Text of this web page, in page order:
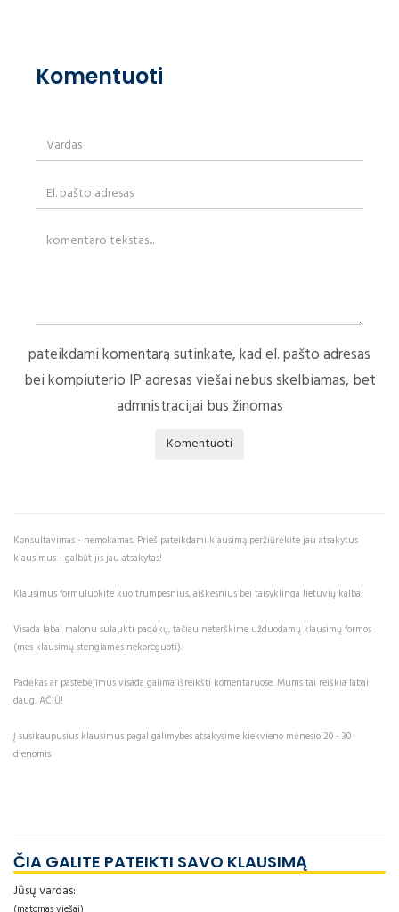
Komentuoti
pateikdami komentarą sutinkate, kad el. pašto adresas
bei kompiuterio IP adresas viešai nebus skelbiamas, bet
admnistracijai bus žinomas
Komentuoti
Konsultavimas - nemokamas. Prieš pateikdami klausimą peržiūrėkite jau atsakytus
klausimus - galbūt jis jau atsakytas!
Klausimus formuluokite kuo trumpesnius, aiškesnius bei taisyklinga lietuvių kalba!
Visada labai malonu sulaukti padėkų, tačiau neterškime užduodamų klausimų formos
(mes klausimų stengiamės nekoreguoti).
Padėkas ar pastebėjimus visada galima išreikšti komentaruose. Mums tai reiškia labai
daug. AČIŪ!
Į susikaupusius klausimus pagal galimybes atsakysime kiekvieno mėnesio 20 - 30
dienomis.
ČIA GALITE PATEIKTI SAVO KLAUSIMĄ
Jūsų vardas: